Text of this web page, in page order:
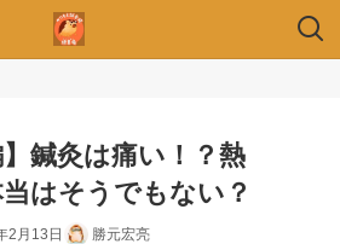
】鍼灸は痛い！？熱
はそうでもない？
2月13日 勝元宏亮